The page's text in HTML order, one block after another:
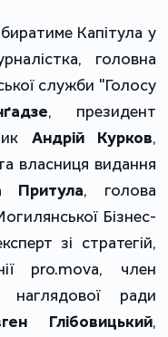
Капітула у
головна
служби "Голосу
, президент
Андрій Курков,
власниця видання
Притула, голова
Бізнес-
зі стратегій,
pro.mova, член
наглядової ради
Глібовицький,